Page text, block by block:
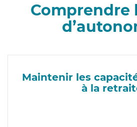
Comprendre
Maintenir les
à la